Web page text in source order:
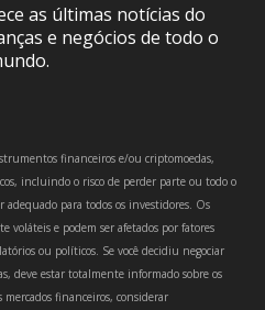
as últimas notícias do
e negócios de todo o
financeiros e/ou criptomoedas,
incluindo o risco de perder parte ou todo o
para todos os investidores. Os
voláteis e podem ser afetados por fatores
ou políticos. Se você decidiu negociar
deve estar totalmente informado sobre os
mercados financeiros, considerar